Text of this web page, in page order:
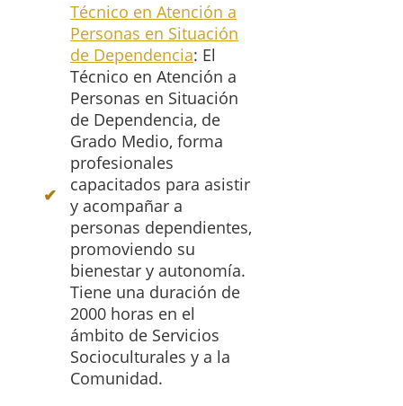
Técnico en Atención a
Personas en Situación
de Dependencia: El
Técnico en Atención a
Personas en Situación
de Dependencia, de
Grado Medio, forma
profesionales
capacitados para asistir
y acompañar a
personas dependientes,
promoviendo su
bienestar y autonomía.
Tiene una duración de
2000 horas en el
ámbito de Servicios
Socioculturales y a la
Comunidad.